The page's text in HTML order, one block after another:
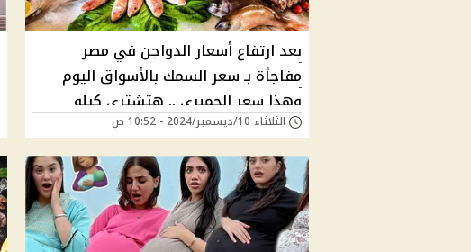
بعد ارتفاع أسعار الدواجن في مصر
مفاجأة بـ سعر السمك بالأسواق اليوم
وهذا سعر الجمبري .. هتشتري كيلو
البلطي بكام ؟
الثلاثاء 10/ديسمبر/2024 - 10:52 ص